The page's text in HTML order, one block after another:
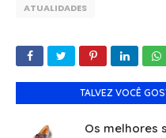
ATUALIDADES
TALVEZ VOCÊ
Os melhores